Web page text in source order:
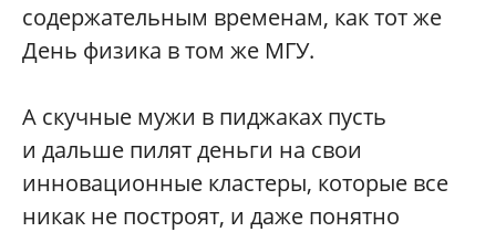
содержательным временам, как тот же
День физика в том же МГУ.
А скучные мужи в пиджаках пусть
и дальше пилят деньги на свои
инновационные кластеры, которые все
никак не построят, и даже понятно